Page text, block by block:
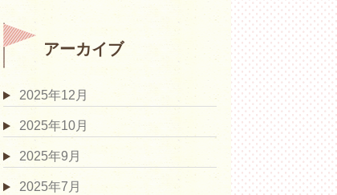
アーカイブ
2025年12月
2025年10月
2025年9月
2025年7月